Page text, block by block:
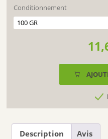
Conditionnement
Description Avis